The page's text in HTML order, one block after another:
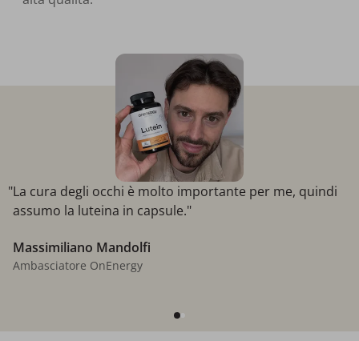
"La cura degli occhi è molto importante per me, quindi
assumo la luteina in capsule."
Massimiliano Mandolfi
Ambasciatore OnEnergy